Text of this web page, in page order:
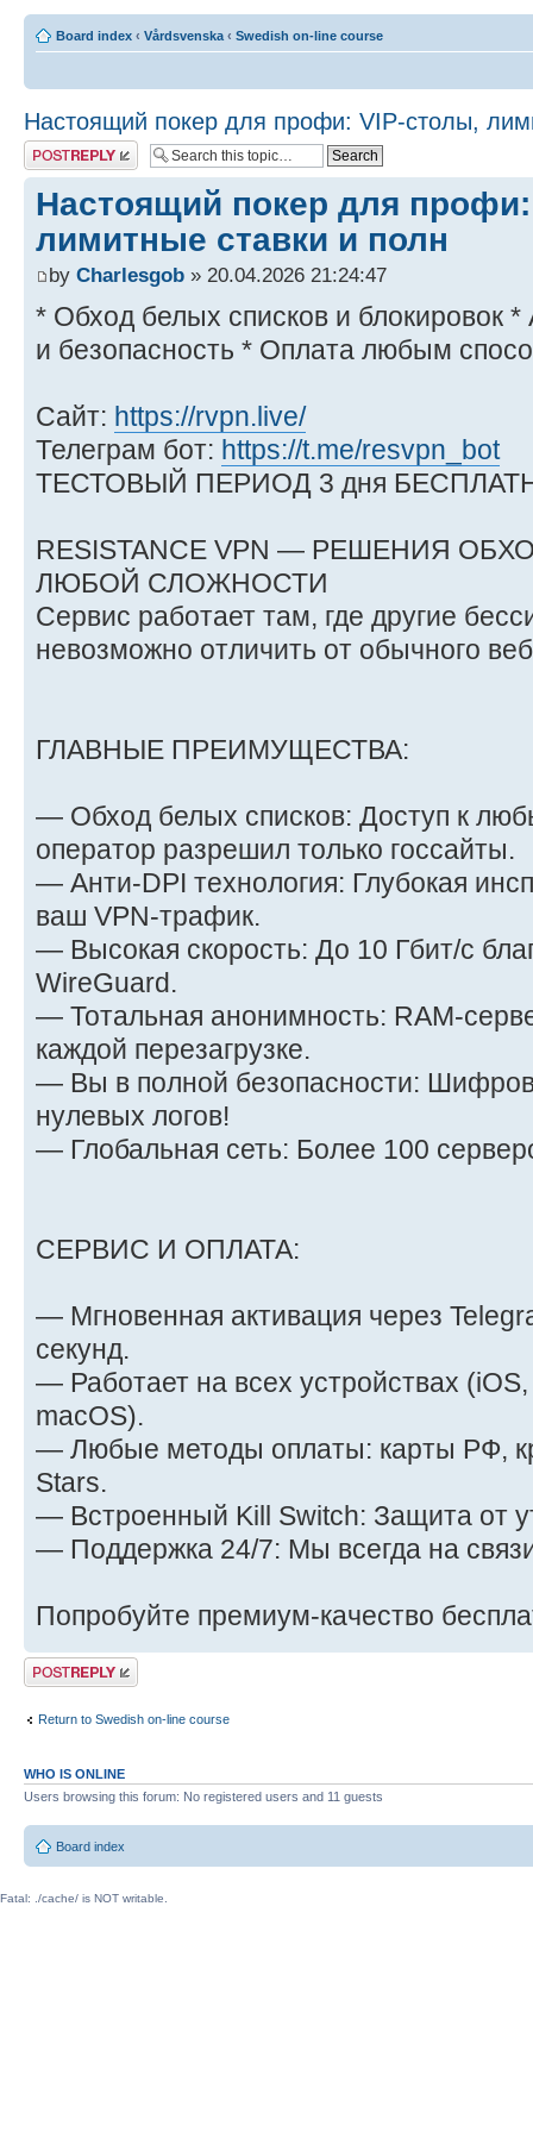
Board index ‹ Vårdsvenska ‹ Swedish on-line course
Настоящий покер для профи: VIP-столы,
Post a reply
Настоящий покер для
лимитные ставки и полн
by Charlesgob » 20.04.2026 21:24:47
* Обход белых списков и блокировок
и безопасность * Оплата любым
Сайт: https://rvpn.live/
Телеграм бот: https://t.me/resvpn_bot
ТЕСТОВЫЙ ПЕРИОД 3 дня
RESISTANCE VPN — РЕШЕНИЯ
ЛЮБОЙ СЛОЖНОСТИ
Сервис работает там, где другие
невозможно отличить от обычного
ГЛАВНЫЕ ПРЕИМУЩЕСТВА:
— Обход белых списков: Доступ к
оператор разрешил только госсайты.
— Анти-DPI технология: Глубокая
ваш VPN-трафик.
— Высокая скорость: До 10 Гбит/с
WireGuard.
— Тотальная анонимность: RAM-
каждой перезагрузке.
— Вы в полной безопасности:
нулевых логов!
— Глобальная сеть: Более 100
СЕРВИС И ОПЛАТА:
— Мгновенная активация через
секунд.
— Работает на всех устройствах
macOS).
— Любые методы оплаты: карты РФ,
Stars.
— Встроенный Kill Switch: Защита от
— Поддержка 24/7: Мы всегда на
Попробуйте премиум-качество
Post a reply
Return to Swedish on-line course
WHO IS ONLINE
Users browsing this forum: No registered users and 11 guests
Board index
Fatal: ./cache/ is NOT writable.